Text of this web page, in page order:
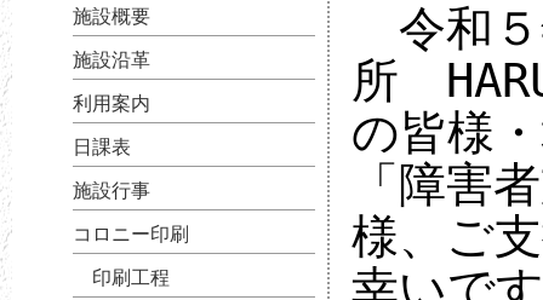
施設概要
施設沿革
利用案内
日課表
施設行事
コロニー印刷
印刷工程
令和５
所
の皆様
「障害
様、ご
幸いで